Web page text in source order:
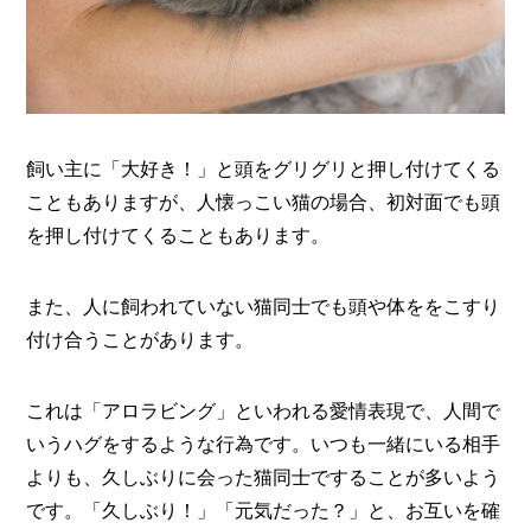
飼い主に「大好き！」と頭をグリグリと押し付けてくる
こともありますが、人懐っこい猫の場合、初対面でも頭
を押し付けてくることもあります。
また、人に飼われていない猫同士でも頭や体ををこすり
付け合うことがあります。
これは「アロラビング」といわれる愛情表現で、人間で
いうハグをするような行為です。いつも一緒にいる相手
よりも、久しぶりに会った猫同士ですることが多いよう
です。「久しぶり！」「元気だった？」と、お互いを確